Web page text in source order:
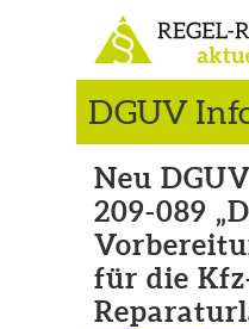
DGUV
Neu
209-089
für die